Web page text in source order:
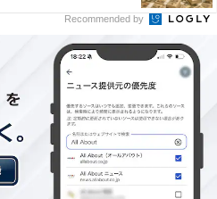
Recommended by